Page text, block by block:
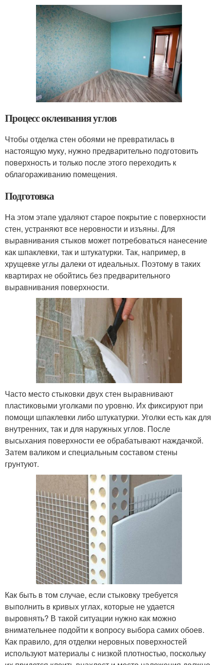
Процесс оклеивания углов
Чтобы отделка стен обоями не превратилась в
настоящую муку, нужно предварительно подготовить
поверхность и только после этого переходить к
облагораживанию помещения.
Подготовка
На этом этапе удаляют старое покрытие с поверхности
стен, устраняют все неровности и изъяны. Для
выравнивания стыков может потребоваться нанесение
как шпаклевки, так и штукатурки. Так, например, в
хрущевке углы далеки от идеальных. Поэтому в таких
квартирах не обойтись без предварительного
выравнивания поверхности.
Часто место стыковки двух стен выравнивают
пластиковыми уголками по уровню. Их фиксируют при
помощи шпаклевки либо штукатурки. Уголки есть как для
внутренних, так и для наружных углов. После
высыхания поверхности ее обрабатывают наждачкой.
Затем валиком и специальным составом стены
грунтуют.
Как быть в том случае, если стыковку требуется
выполнить в кривых углах, которые не удается
выровнять? В такой ситуации нужно как можно
внимательнее подойти к вопросу выбора самих обоев.
Как правило, для отделки неровных поверхностей
используют материалы с низкой плотностью, поскольку